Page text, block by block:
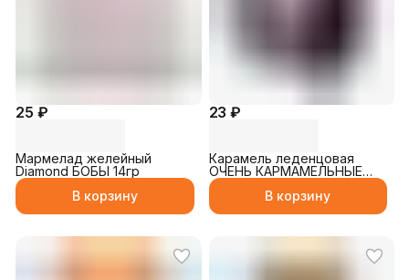
25 ₽
Мармелад желейный
Diamond БОБЫ 14гр
В корзину
23 ₽
Карамель леденцовая
ОЧЕНЬ КАРМАМЕЛЬНЫЕ
ДЕЛА чёрная со вкусом
колы 10грВ корзину